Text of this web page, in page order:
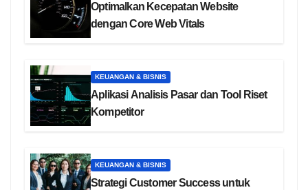
Optimalkan Kecepatan Website
dengan Core Web Vitals
KEUANGAN & BISNIS
Aplikasi Analisis Pasar dan Tool Riset
Kompetitor
KEUANGAN & BISNIS
Strategi Customer Success untuk